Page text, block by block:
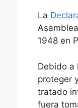
La
1948 en
Debido a
proteger
tratado
fuera